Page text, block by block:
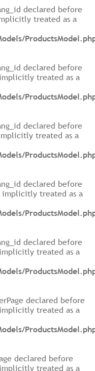
declared before
treated as a
declared before
treated as a
declared before
treated as a
declared before
implicitly treated as a
declared before
treated as a
declared before
treated as a
declared before
treated as a